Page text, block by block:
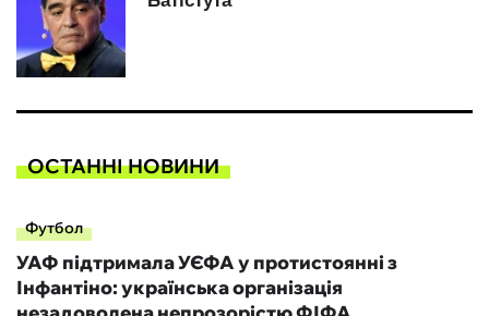
ОСТАННІ НОВИНИ
Футбол
УАФ підтримала УЄФА у протистоянні з
Інфантіно: українська організація